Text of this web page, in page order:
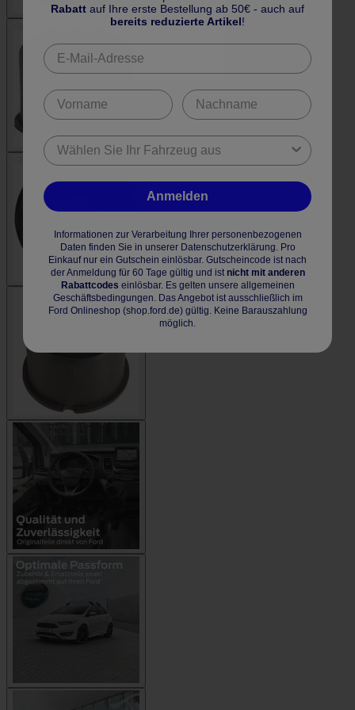
Rabatt auf Ihre erste Bestellung ab 50€ - auch auf
bereits reduzierte Artikel!
Anmelden
Informationen zur Verarbeitung Ihrer personenbezogenen
Daten finden Sie in unserer Datenschutzerklärung. Pro
Einkauf nur ein Gutschein einlösbar. Gutscheincode ist nach
der Anmeldung für 60 Tage gültig und ist nicht mit anderen
Rabattcodes einlösbar. Es gelten unsere allgemeinen
Geschäftsbedingungen. Das Angebot ist ausschließlich im
Ford Onlineshop (shop.ford.de) gültig. Keine Barauszahlung
möglich.